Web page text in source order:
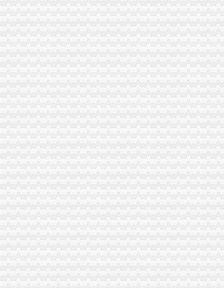
免费公司
苏州街3号大恒科技大厦免费公司注册【今日推荐网-北京工商/税务/财
【成都MFG创客联邦】创业免费体验季/免费公司注册
免费注册
免费注册
如何免费注册Apple ID?Apple ID免费注册图文教程-同步推资讯
免费注册公司流程
【物业管理公司注册流程】-内江百姓网
上海注册一家公司,注册公司的流程及费用都有哪些?-知乎
0元注册公司流程
【南通教育公司注册_科技教育公司注册_教育公司注册流程】-南通赶
【图】公司0元注册,代理记账_六安工商注册_六安列表网
一元注册公司流程
北京市3万1新注册|3万1新注册供应商|3万—1亿元公司新注册_一呼百
【图】在成都注册一家公司需要的流程和费用有哪些？_成都工商注册_
一元公司
聊城一元醇公司-顺企网聊城页
浦口区工商局核发全区张一元公司营业执照
1元注册公司
1元零付可注册广州公司【今日推荐网-广州工商/税务/财务】
工商登记制度改革满月北京注册两家“1元公司”-万象-古汉台网
0元注册公司
0元代办宁波公司|在线工商查询|流程费用|新政策—QZHUCE宁波注
0元注册公司代办工商全套手续-聊城58同城
重庆一元注册公司
【图】投资基金公司与基金管理公司注册条件（安l77lo7663l3_重庆公
重庆市招标投标综合网_重庆市渝南自来水有限公司2016年度“一户一